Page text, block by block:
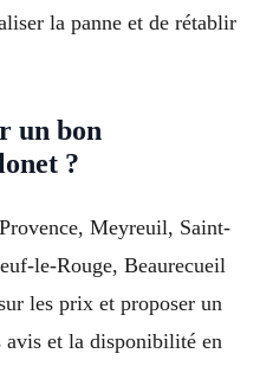
la panne et de rétablir
un bon
?
Meyreuil, Saint-
le-Rouge, Beaurecueil
les prix et proposer un
et la disponibilité en